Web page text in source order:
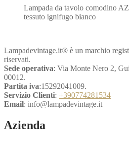
originale
era:
attuale
è:
Lampada da tavolo comodino
tessuto ignifugo bianco
Lampadevintage.it® è un marchio
riservati.
Sede operativa: Via Monte Nero 2,
00012.
Partita iva:15292041009.
Servizio Clienti: +390774281534
Email: info@lampadevintage.it
Azienda